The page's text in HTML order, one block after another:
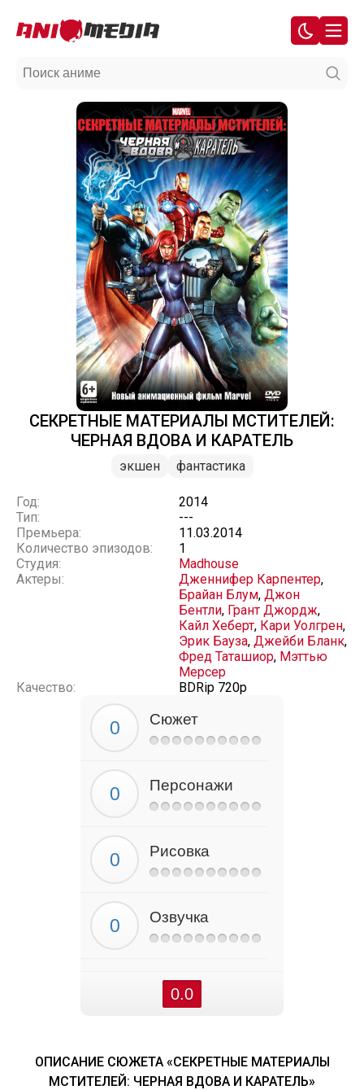
СЕКРЕТНЫЕ МАТЕРИАЛЫ МСТИТЕЛЕЙ:
ЧЕРНАЯ ВДОВА И КАРАТЕЛЬ
экшен фантастика
Год:
2014
Тип:
---
Премьера:
11.03.2014
Количество эпизодов:
1
Студия:
Madhouse
Актеры:
Дженнифер Карпентер,
Брайан Блум, Джон
Бентли, Грант Джордж,
Кайл Хеберт, Кари Уолгрен,
Эрик Бауза, Джейби Бланк,
Фред Таташиор, Мэттью
Мерсер
Качество:
BDRip 720p
Сюжет
Персонажи
Рисовка
Озвучка
0.0
ОПИСАНИЕ СЮЖЕТА «СЕКРЕТНЫЕ МАТЕРИАЛЫ
МСТИТЕЛЕЙ: ЧЕРНАЯ ВДОВА И КАРАТЕЛЬ»